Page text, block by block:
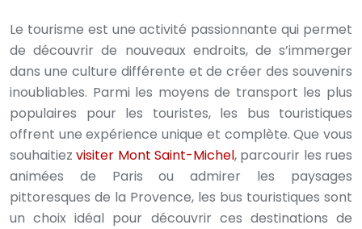
Le tourisme est une activité passionnante qui permet
de découvrir de nouveaux endroits, de s’immerger
dans une culture différente et de créer des souvenirs
inoubliables. Parmi les moyens de transport les plus
populaires pour les touristes, les bus touristiques
offrent une expérience unique et complète. Que vous
souhaitiezvisiter Mont Saint-Michel, parcourir les rues
animées de Paris ou admirer les paysages
pittoresques de la Provence, les bus touristiques sont
un choix idéal pour découvrir ces destinations de